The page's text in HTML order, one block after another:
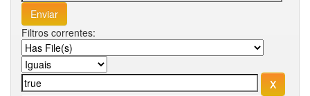
Filtros correntes: